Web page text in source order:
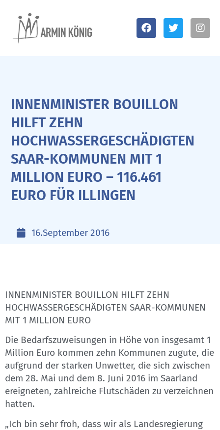
INNENMINISTER BOUILLON
HILFT ZEHN
HOCHWASSERGESCHÄDIGTEN
SAAR-KOMMUNEN MIT 1
MILLION EURO – 116.461
EURO FÜR ILLINGEN
16.September 2016
INNENMINISTER BOUILLON HILFT ZEHN
HOCHWASSERGESCHÄDIGTEN SAAR-KOMMUNEN
MIT 1 MILLION EURO
Die Bedarfszuweisungen in Höhe von insgesamt 1
Million Euro kommen zehn Kommunen zugute, die
aufgrund der starken Unwetter, die sich zwischen
dem 28. Mai und dem 8. Juni 2016 im Saarland
ereigneten, zahlreiche Flutschäden zu verzeichnen
hatten.
„Ich bin sehr froh, dass wir als Landesregierung